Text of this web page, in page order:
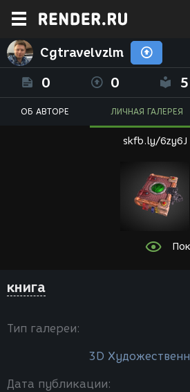
Cgtravelvzlm
0 0 5
ОБ АВТОРЕ ЛИЧНАЯ ГАЛЕРЕЯ
skfb.ly/6zy6J
книга
Тип галереи:
3D
Дата публикации: